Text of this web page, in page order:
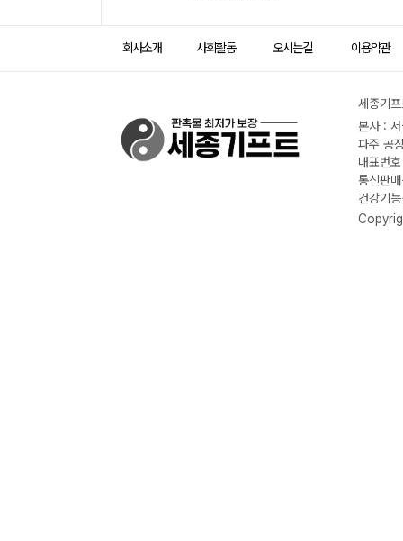
회사소개 사회활동 오시는길 이용약관
세종기
본사 :
파주 공
대표번
통신판
건강기